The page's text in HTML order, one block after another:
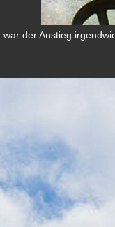
war der Anstieg